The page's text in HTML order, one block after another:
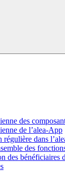
des
de l’alea-App
dans
des
des bénéficiaires